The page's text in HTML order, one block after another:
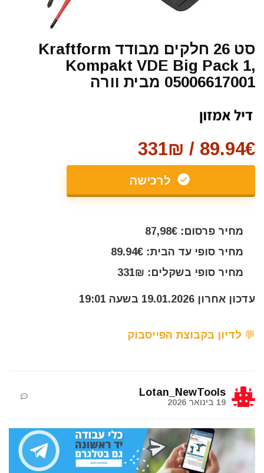
סט 26 חלקים מבודד Kraftform
Kompakt VDE Big Pack 1,
05006617001 מבית וורה
89.94€ / 331₪
לרכישה
מחיר פרסום: 87,98€
מחיר סופי עד הבית: 89.94€
מחיר סופי בשקלים: 331₪
עדכון אחרון 19.01.2026 בשעה 19:01
💬 לדיון בקבוצת הפייסבוק
Lotan_NewTools
19 בינואר 2026